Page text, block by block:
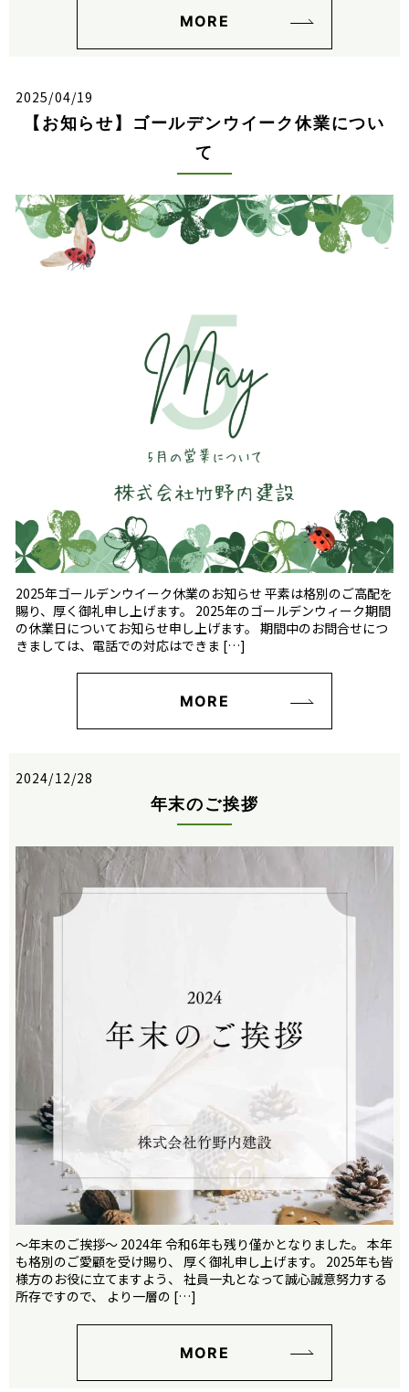
MORE
2025/04/19
【お知らせ】ゴールデンウイーク休業につい
て
2025年ゴールデンウイーク休業のお知らせ 平素は格別のご高配を
賜り、厚く御礼申し上げます。 2025年のゴールデンウィーク期間
の休業日についてお知らせ申し上げます。 期間中のお問合せにつ
きましては、電話での対応はできま […]
MORE
2024/12/28
年末のご挨拶
〜年末のご挨拶〜 2024年 令和6年も残り僅かとなりました。 本年
も格別のご愛顧を受け賜り、 厚く御礼申し上げます。 2025年も皆
様方のお役に立てますよう、 社員一丸となって誠心誠意努力する
所存ですので、 より一層の […]
MORE